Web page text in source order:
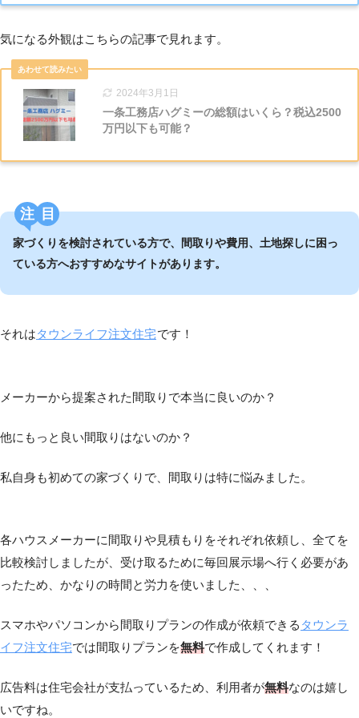
気になる外観はこちらの記事で見れます。
2024年3月1日
一条工務店ハグミーの総額はいくら？税込2500
万円以下も可能？
注目
家づくりを検討されている方で、間取りや費用、土地探しに困っ
ている方へおすすめなサイトがあります。
それはタウンライフ注文住宅です！
メーカーから提案された間取りで本当に良いのか？
他にもっと良い間取りはないのか？
私自身も初めての家づくりで、間取りは特に悩みました。
各ハウスメーカーに間取りや見積もりをそれぞれ依頼し、全てを
比較検討しましたが、受け取るために毎回展示場へ行く必要があ
ったため、かなりの時間と労力を使いました、、、
スマホやパソコンから間取りプランの作成が依頼できる タウンラ
イフ注文住宅では間取りプランを無料で作成してくれます！
広告料は住宅会社が支払っているため、利用者が無料なのは嬉し
いですね。